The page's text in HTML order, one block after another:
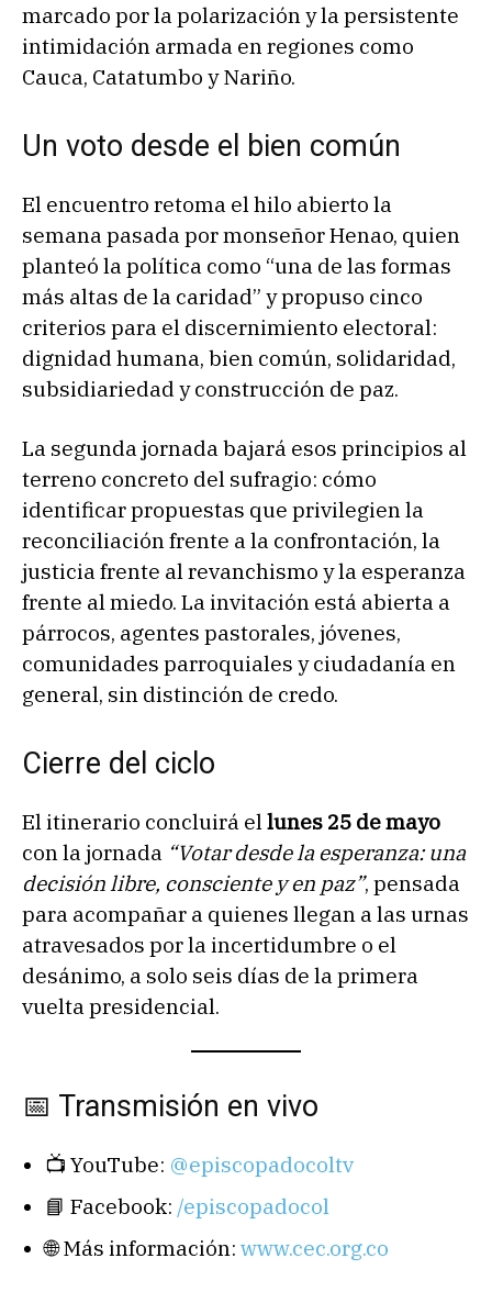
marcado por la polarización y la persistente
intimidación armada en regiones como
Cauca, Catatumbo y Nariño.
Un voto desde el bien común
El encuentro retoma el hilo abierto la
semana pasada por monseñor Henao, quien
planteó la política como “una de las formas
más altas de la caridad” y propuso cinco
criterios para el discernimiento electoral:
dignidad humana, bien común, solidaridad,
subsidiariedad y construcción de paz.
La segunda jornada bajará esos principios al
terreno concreto del sufragio: cómo
identificar propuestas que privilegien la
reconciliación frente a la confrontación, la
justicia frente al revanchismo y la esperanza
frente al miedo. La invitación está abierta a
párrocos, agentes pastorales, jóvenes,
comunidades parroquiales y ciudadanía en
general, sin distinción de credo.
Cierre del ciclo
El itinerario concluirá ellunes 25 de mayo
con la jornada “Votar desde la esperanza: una
decisión libre, consciente y en paz”, pensada
para acompañar a quienes llegan a las urnas
atravesados por la incertidumbre o el
desánimo, a solo seis días de la primera
vuelta presidencial.
📅 Transmisión en vivo
📺 YouTube: @episcopadocoltv
📘 Facebook: /episcopadocol
🌐 Más información: www.cec.org.co